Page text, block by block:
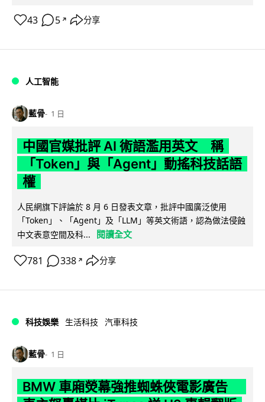
43 5 ↗ 分享
人工智能
藍骨 1 日
中國官媒批評 AI 術語濫用英文 稱
「Token」與「Agent」動搖科技話語
權
人民網旗下評論於 8 月 6 日發表文章，批評中國廣泛使用
「Token」、「Agent」及「LLM」等英文術語，認為做法侵蝕
中文表意空間及科...
閱讀全文
781 338 ↗ 分享
科技娛樂 生活科技 汽車科技
藍骨 1 日
BMW 車廂熒幕強推蜘蛛俠電影廣告